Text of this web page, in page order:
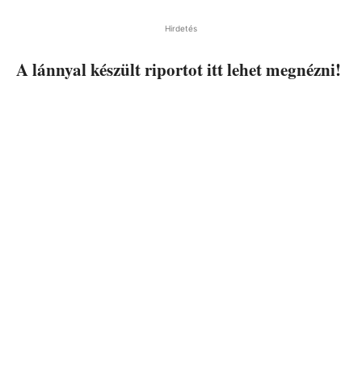
Hirdetés
A lánnyal készült riportot itt lehet megnézni!